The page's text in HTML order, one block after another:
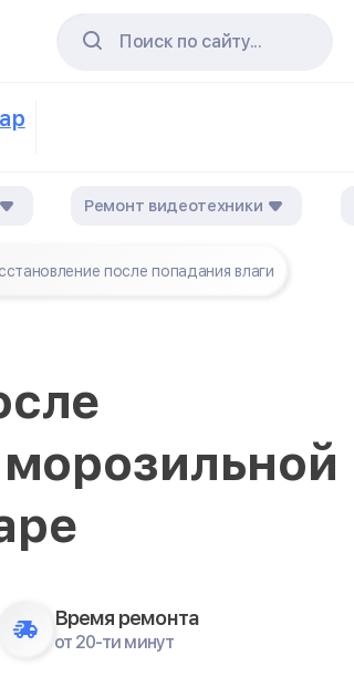
Поиск по сайту...
Ремонт видеотехники
после попадания влаги
Время ремонта
от 20-ти минут